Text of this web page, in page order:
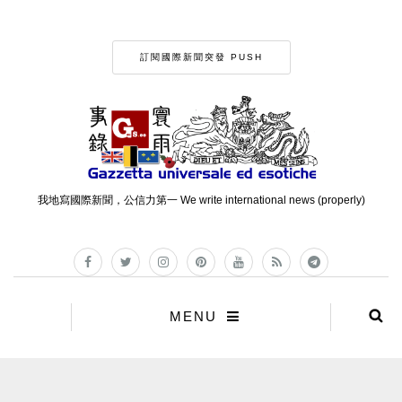
訂閱國際新聞突發 PUSH
我地寫國際新聞，公信力第一 We write international news (properly)
MENU